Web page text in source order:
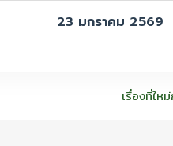
23 มกราคม 2569
เรื่องที่ให